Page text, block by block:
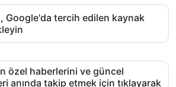
Google'da tercih edilen kaynak
özel haberlerini ve güncel
anında takip etmek için tıklayarak